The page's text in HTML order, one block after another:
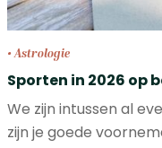
• Astrologie
Sporten in 2026 op
We zijn intussen al
zijn je goede